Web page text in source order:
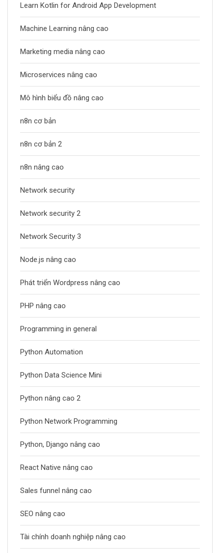
Learn Kotlin for Android App Development
Machine Learning nâng cao
Marketing media nâng cao
Microservices nâng cao
Mô hình biểu đồ nâng cao
n8n cơ bản
n8n cơ bản 2
n8n nâng cao
Network security
Network security 2
Network Security 3
Node.js nâng cao
Phát triển Wordpress nâng cao
PHP nâng cao
Programming in general
Python Automation
Python Data Science Mini
Python nâng cao 2
Python Network Programming
Python, Django nâng cao
React Native nâng cao
Sales funnel nâng cao
SEO nâng cao
Tài chính doanh nghiệp nâng cao